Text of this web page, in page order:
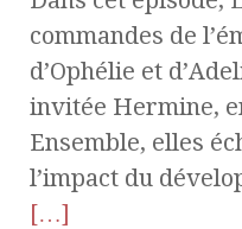
commandes de
d’Ophélie et
invitée Hermine,
Ensemble, elles
l’impact du
[…]